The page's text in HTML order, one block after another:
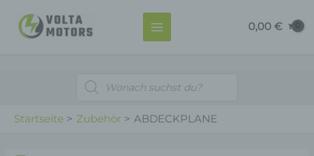
Inhalt
MAIN
MENU
0,00€
search
Startseite Zubehör ABDECKPLANE